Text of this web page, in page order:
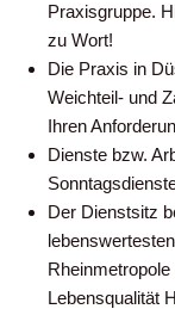
Praxisgruppe.
zu Wort!
Die Praxis in
Weichteil- und
Ihren
Dienste bzw.
Der Dienstsitz
Lebensqualität